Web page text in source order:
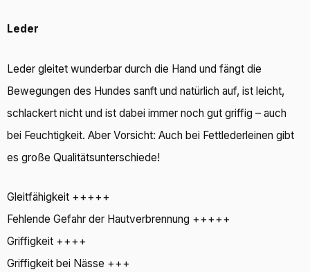
Leder
Leder gleitet wunderbar durch die Hand und fängt die
Bewegungen des Hundes sanft und natürlich auf, ist leicht,
schlackert nicht und ist dabei immer noch gut griffig – auch
bei Feuchtigkeit. Aber Vorsicht: Auch bei Fettlederleinen gibt
es große Qualitätsunterschiede!
Gleitfähigkeit +++++
Fehlende Gefahr der Hautverbrennung +++++
Griffigkeit ++++
Griffigkeit bei Nässe +++